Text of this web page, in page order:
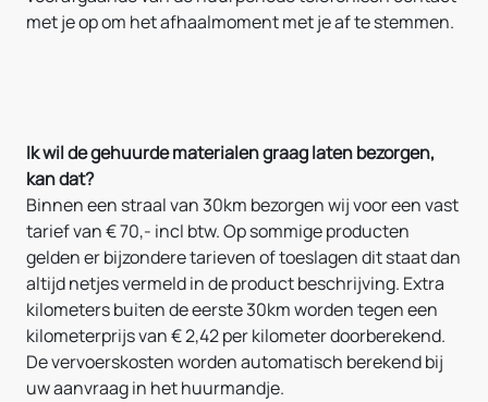
met je op om het afhaalmoment met je af te stemmen.
Ik wil de gehuurde materialen graag laten bezorgen,
kan dat?
Binnen een straal van 30km bezorgen wij voor een vast
tarief van € 70,- incl btw. Op sommige producten
gelden er bijzondere tarieven of toeslagen dit staat dan
altijd netjes vermeld in de product beschrijving. Extra
kilometers buiten de eerste 30km worden tegen een
kilometerprijs van € 2,42 per kilometer doorberekend.
De vervoerskosten worden automatisch berekend bij
uw aanvraag in het huurmandje.